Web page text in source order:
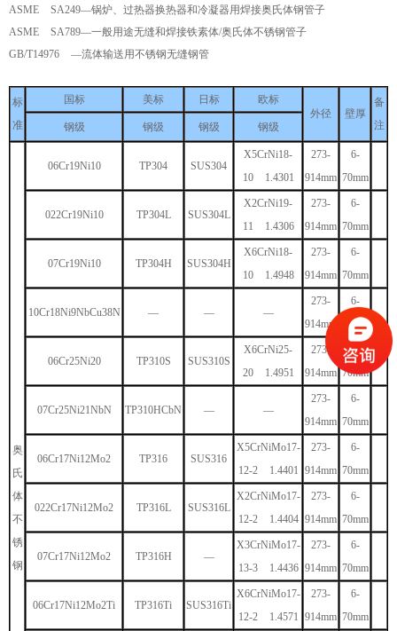
ASME SA249—锅炉、过热器换热器和冷凝器用焊接奥氏体钢管子
ASME SA789—一般用途无缝和焊接铁素体/奥氏体不锈钢管子
GB/T14976 —流体输送用不锈钢无缝钢管
标
准
国标 美标 日标
欧标
外径
壁厚
备
注
钢级 钢级 钢级 钢级
奥
氏
体
不
锈
钢
06Cr19Ni10 TP304 SUS304
X5CrNi18-
10 1.4301
273-
914mm
6-
70mm
022Cr19Ni10 TP304L SUS304L
X2CrNi19-
11 1.4306
273-
914mm
6-
70mm
07Cr19Ni10 TP304H SUS304H
X6CrNi18-
10 1.4948
273-
914mm
6-
70mm
10Cr18Ni9NbCu38N — — —
273-
914mm
6-
70mm
06Cr25Ni20 TP310S SUS310S
X6CrNi25-
20 1.4951
273-
914mm
6-
70mm
07Cr25Ni21NbN TP310HCbN — —
273-
914mm
6-
70mm
06Cr17Ni12Mo2 TP316 SUS316
X5CrNiMo17-
12-2 1.4401
273-
914mm
6-
70mm
022Cr17Ni12Mo2 TP316L SUS316L
X2CrNiMo17-
12-2 1.4404
273-
914mm
6-
70mm
07Cr17Ni12Mo2 TP316H —
X3CrNiMo17-
13-3 1.4436
273-
914mm
6-
70mm
06Cr17Ni12Mo2Ti TP316Ti SUS316Ti
X6CrNiMo17-
12-2 1.4571
273-
914mm
6-
70mm